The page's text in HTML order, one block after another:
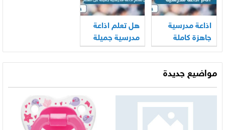
اذاعة مدرسية
جاهزة كاملة
الفقرات مع
المقدمة
والخاتمة pdf
هل تعلم اذاعة
مدرسية جميلة
عن العلم 2026
مواضيع جديدة